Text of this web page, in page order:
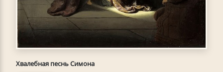
Хвалебная песнь Симона